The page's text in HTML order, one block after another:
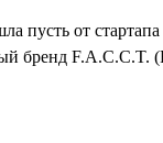
пусть от
бренд F.A.C.C.T.